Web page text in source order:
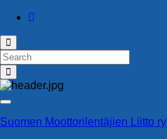
Toggle
search
form
Search
for:
Toggle
navigation
Suomen Moottorilentäjien Liitto ry